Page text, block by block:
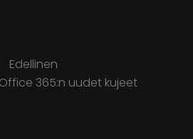
Edellinen
365:n uudet kujeet